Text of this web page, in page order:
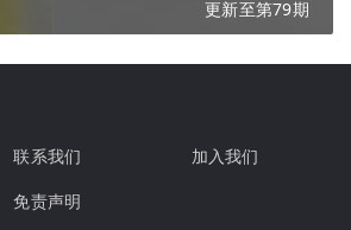
更新至第79期
联系我们
加入我们
免责声明